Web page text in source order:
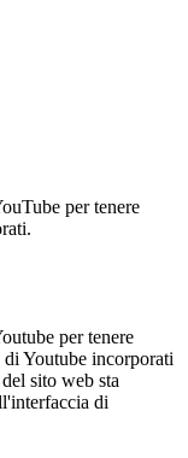
per tenere
per tenere
Youtube incorporati
sito web sta
di